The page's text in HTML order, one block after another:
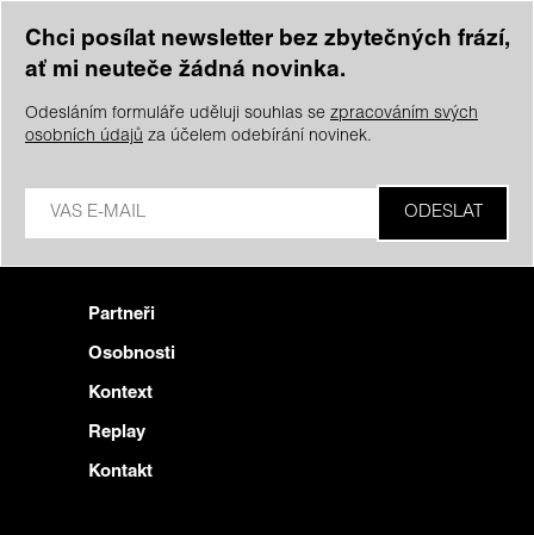
Chci posílat newsletter bez zbytečných frází,
ať mi neuteče žádná novinka.
Odesláním formuláře uděluji souhlas se zpracováním svých
osobních údajů za účelem odebírání novinek.
Partneři
Osobnosti
Kontext
Replay
Kontakt